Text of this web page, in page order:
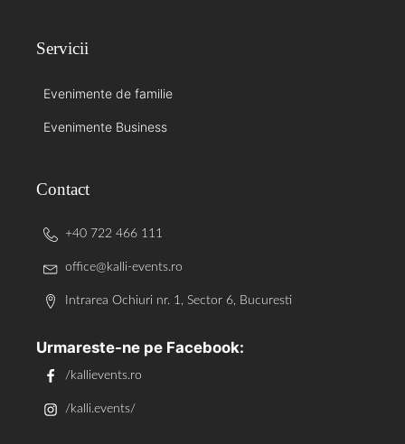
Servicii
Evenimente de familie
Evenimente Business
Contact
+40 722 466 111
office@kalli-events.ro
Intrarea Ochiuri nr. 1, Sector 6, Bucuresti
Urmareste-ne pe Facebook:
/kallievents.ro
/kalli.events/